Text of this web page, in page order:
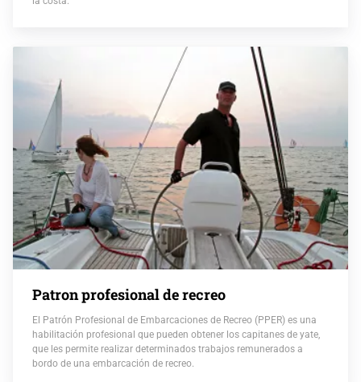
Patron profesional de recreo
El Patrón Profesional de Embarcaciones de Recreo (PPER) es una
habilitación profesional que pueden obtener los capitanes de yate,
que les permite realizar determinados trabajos remunerados a
bordo de una embarcación de recreo.